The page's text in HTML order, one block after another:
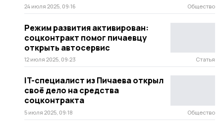
24 июля 2025, 09:16 Общество
Режим развития активирован:
соцконтракт помог пичаевцу
открыть автосервис
12 июля 2025, 09:23 Статья
IT-специалист из Пичаева открыл
своё дело на средства
соцконтракта
5 июля 2025, 09:18 Общество